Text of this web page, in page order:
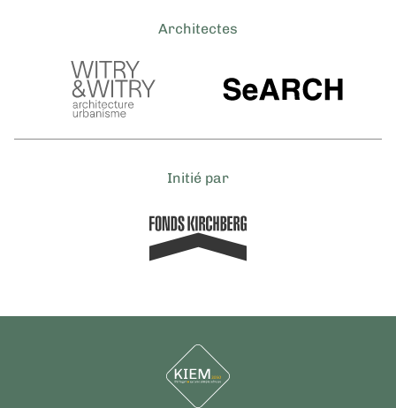
Architectes
Initié par